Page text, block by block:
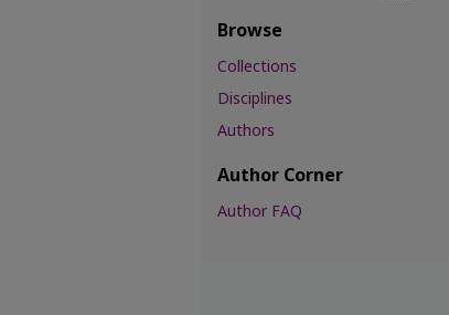
Browse
Collections
Disciplines
Authors
Author Corner
Author FAQ